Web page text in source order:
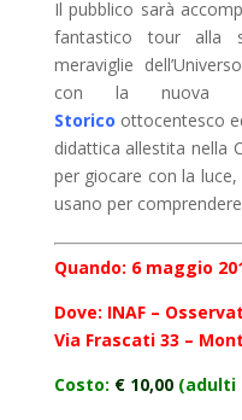
Il pubblico sarà
fantastico tour alla
meraviglie
con la nuova
Storico ottocentesco
didattica allestita nella
per giocare con la
usano per
Quando: 6maggio
Dove: INAF –
Via Frascati 33 –
Costo: € 10,00(adulti